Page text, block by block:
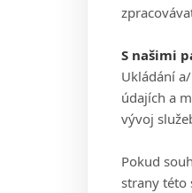
S našimi
Ukládání
údajích a
vývoj
Pokud
strany této